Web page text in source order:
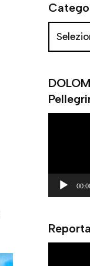
P
a